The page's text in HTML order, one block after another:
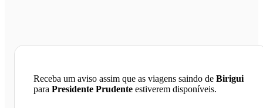
Receba um aviso assim que as viagens saindo de Birigui
para Presidente Prudente estiverem disponíveis.